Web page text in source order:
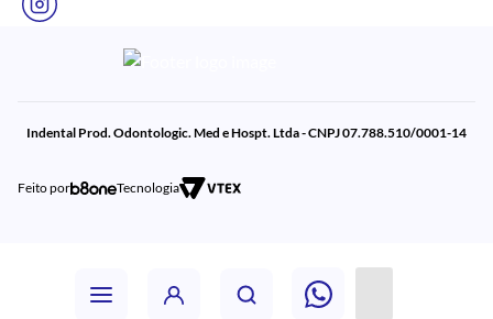
Indental Prod. Odontologic. Med e Hospt. Ltda - CNPJ 07.788.510/0001-14
Feito por Tecnologia